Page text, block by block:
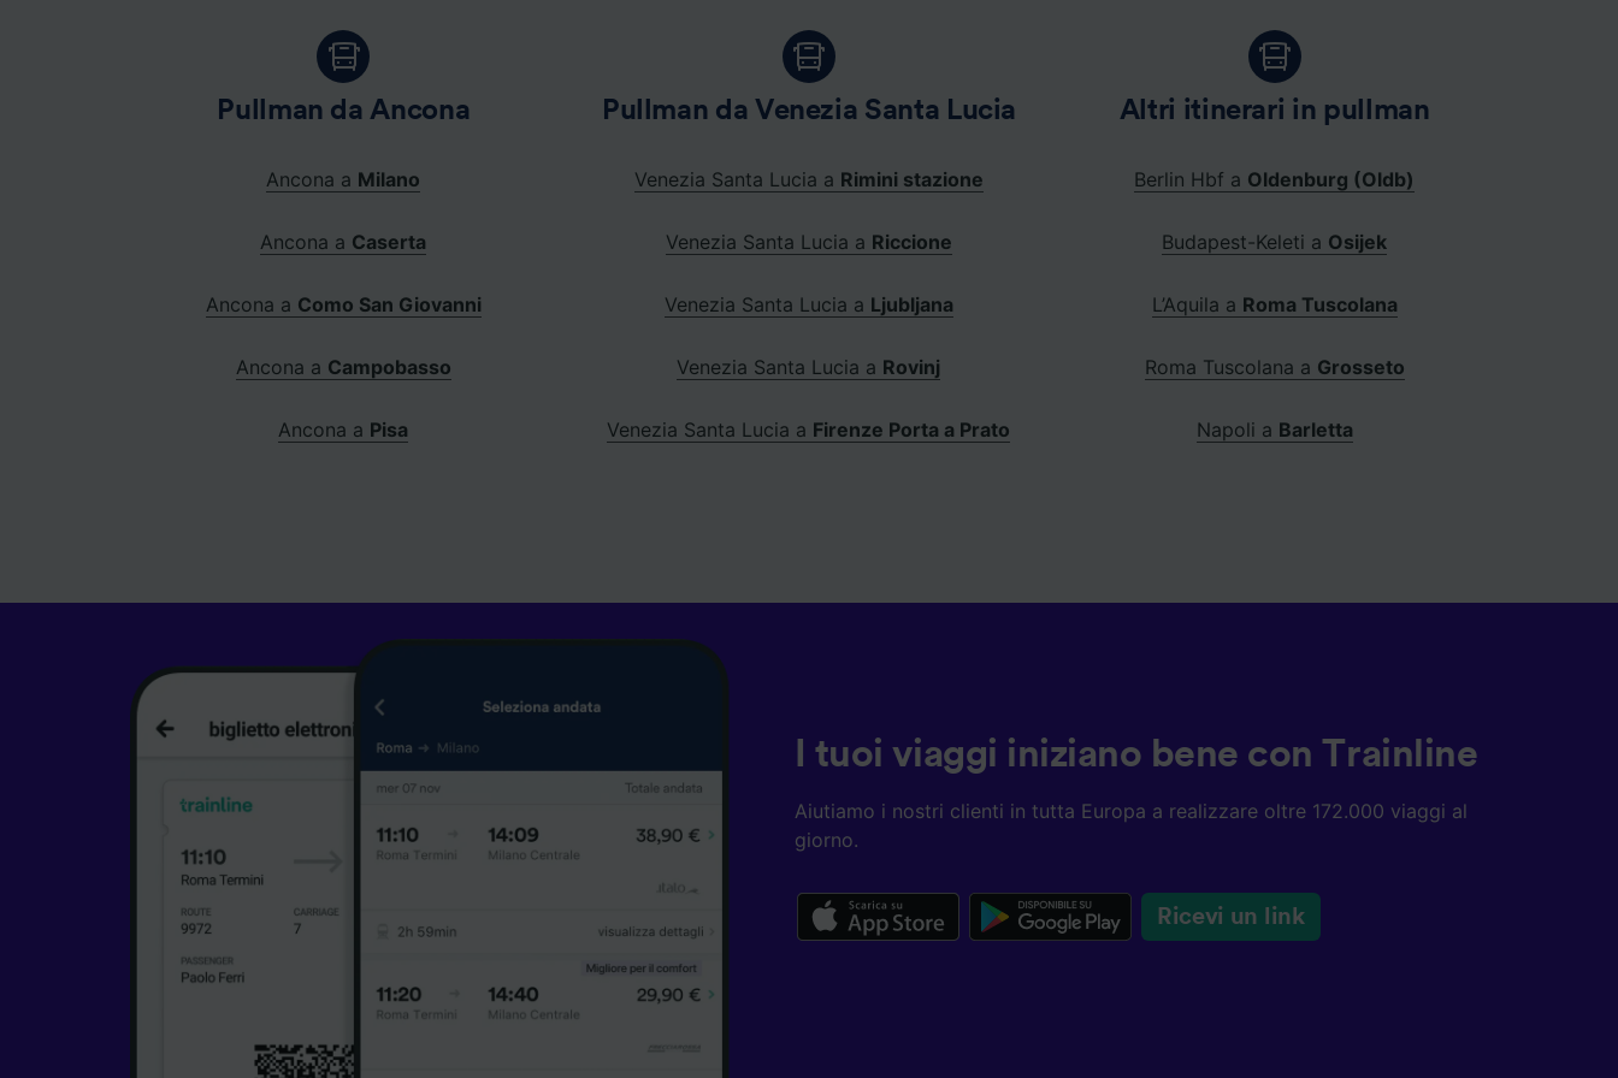
Pullman da Ancona
Ancona a Milano
Ancona a Caserta
Ancona a Como San Giovanni
Ancona a Campobasso
Ancona a Pisa
Pullman da Venezia Santa Lucia
Venezia Santa Lucia a Rimini stazione
Venezia Santa Lucia a Riccione
Venezia Santa Lucia a Ljubljana
Venezia Santa Lucia a Rovinj
Venezia Santa Lucia a Firenze Porta a Prato
Altri itinerari in pullman
Berlin Hbf a Oldenburg (Oldb)
Budapest-Keleti a Osijek
L’Aquila a Roma Tuscolana
Roma Tuscolana a Grosseto
Napoli a Barletta
I tuoi viaggi iniziano bene con Trainline
Aiutiamo i nostri clienti in tutta Europa a realizzare oltre 172.000 viaggi al
giorno.
Ricevi un link